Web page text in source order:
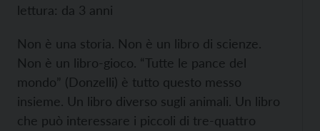
lettura: da 3 anni
Non è una storia. Non è un libro di scienze.
Non è un libro-gioco. “Tutte le pance del
mondo” (Donzelli) è tutto questo messo
insieme. Un libro diverso sugli animali. Un libro
che può interessare i piccoli di tre-quattro